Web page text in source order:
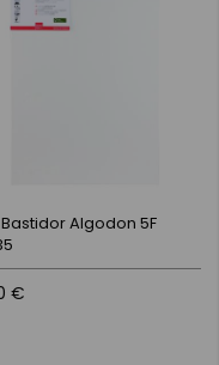
Algodon 5F
€